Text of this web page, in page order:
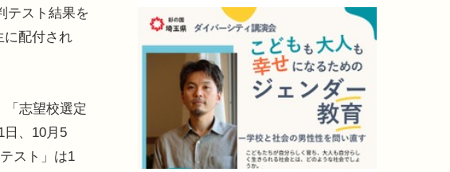
テスト結果を
に配付され
志望校選定
日、10月5
スト」は1